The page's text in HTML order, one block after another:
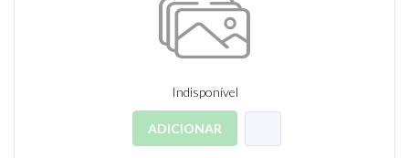
Indisponível
ADICIONAR